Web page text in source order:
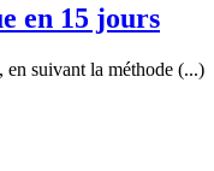
en 15 jours
en suivant la méthode (...)